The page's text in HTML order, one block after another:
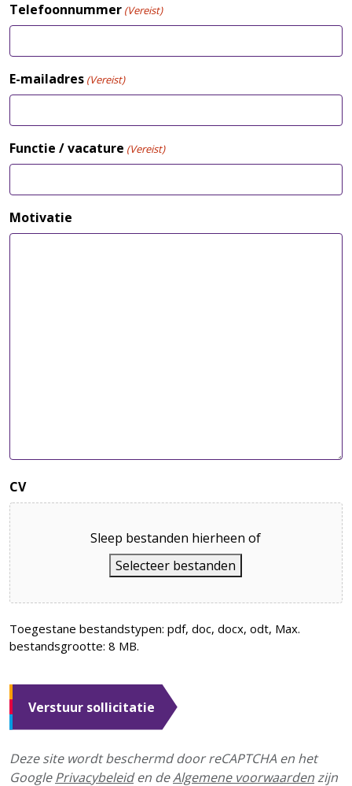
Telefoonnummer (Vereist)
E-mailadres (Vereist)
Functie / vacature (Vereist)
Motivatie
CV
Sleep bestanden hierheen of
Selecteer bestanden
Toegestane bestandstypen: pdf, doc, docx, odt, Max.
bestandsgrootte: 8 MB.
Deze site wordt beschermd door reCAPTCHA en het
GooglePrivacybeleiden deAlgemene voorwaardenzijn